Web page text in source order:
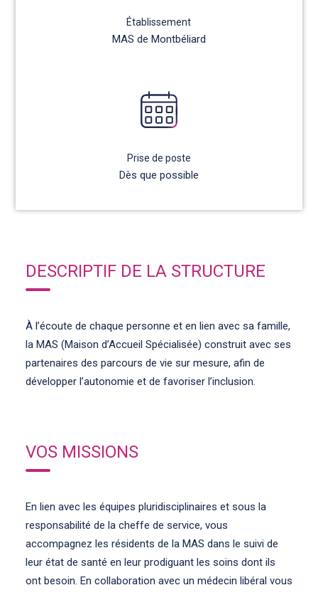
Établissement
MAS de Montbéliard
Prise de poste
Dès que possible
DESCRIPTIF DE LA STRUCTURE
À l’écoute de chaque personne et en lien avec sa famille,
la MAS (Maison d’Accueil Spécialisée) construit avec ses
partenaires des parcours de vie sur mesure, afin de
développer l’autonomie et de favoriser l’inclusion.
VOS MISSIONS
En lien avec les équipes pluridisciplinaires et sous la
responsabilité de la cheffe de service, vous
accompagnez les résidents de la MAS dans le suivi de
leur état de santé en leur prodiguant les soins dont ils
ont besoin. En collaboration avec un médecin libéral vous